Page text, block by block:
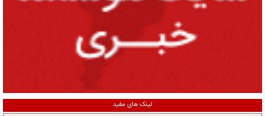
لینک های مفید